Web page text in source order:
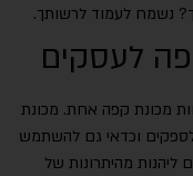
נשמח לעמוד לרשותך.
לעסקים
מכונת קפה אחת. מכונת
וכדאי גם להשתמש
מהיתרונות של